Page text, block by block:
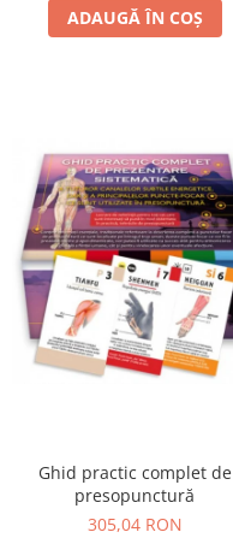
ADAUGĂ ÎN COȘ
Ghid practic complet de
presopunctură
305,04 RON